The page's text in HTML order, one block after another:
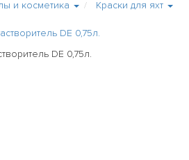
и косметика Краски для яхт
DE 0,75л.